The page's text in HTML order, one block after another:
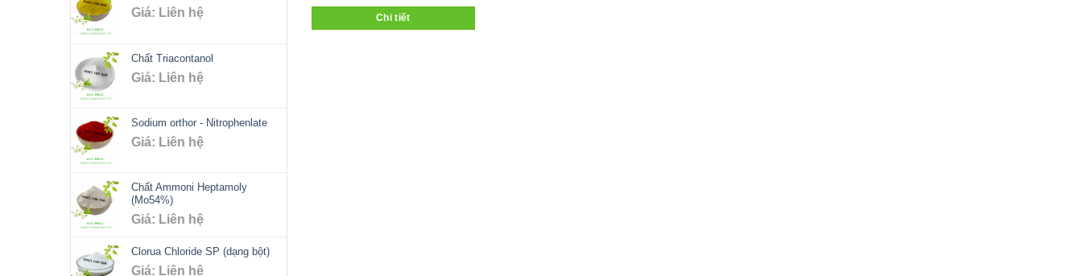
Giá: Liên hệ
Chất Triacontanol
Giá: Liên hệ
Sodium orthor - Nitrophenlate
Giá: Liên hệ
Chất Ammoni Heptamoly
(Mo54%)
Giá: Liên hệ
Clorua Chloride SP (dạng bột)
Giá: Liên hệ
Chi tiết